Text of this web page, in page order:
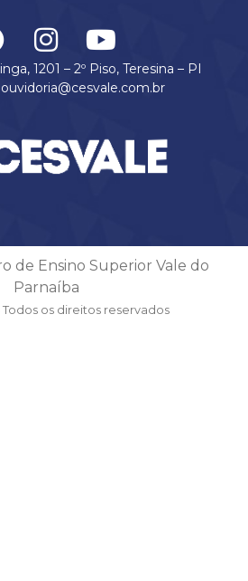
1201 – 2º Piso, Teresina – PI
ouvidoria@cesvale.com.br
de Ensino Superior Vale do
Parnaíba
Todos os direitos reservados